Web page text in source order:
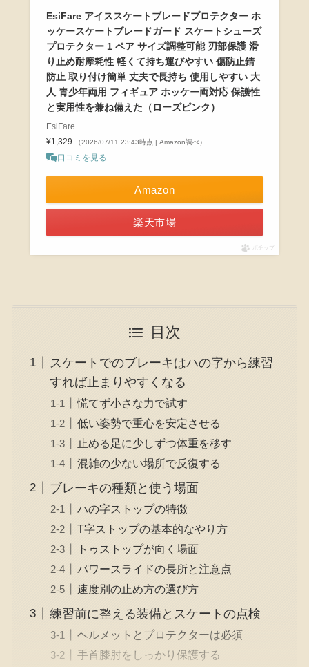
EsiFare アイススケートブレードプロテクター ホ
ッケースケートブレードガード スケートシューズ
プロテクター 1 ペア サイズ調整可能 刃部保護 滑
り止め耐摩耗性 軽くて持ち運びやすい 傷防止錆
防止 取り付け簡単 丈夫で長持ち 使用しやすい 大
人 青少年両用 フィギュア ホッケー両対応 保護性
と実用性を兼ね備えた（ローズピンク）
EsiFare
¥1,329
（2026/07/11 23:43時点 | Amazon調べ）
口コミを見る
Amazon
楽天市場
ポチップ
目次
スケートでのブレーキはハの字から練習
すれば止まりやすくなる
慌てず小さな力で試す
低い姿勢で重心を安定させる
止める足に少しずつ体重を移す
混雑の少ない場所で反復する
ブレーキの種類と使う場面
ハの字ストップの特徴
T字ストップの基本的なやり方
トゥストップが向く場面
パワースライドの長所と注意点
速度別の止め方の選び方
練習前に整える装備とスケートの点検
ヘルメットとプロテクターは必須
手首膝肘をしっかり保護する